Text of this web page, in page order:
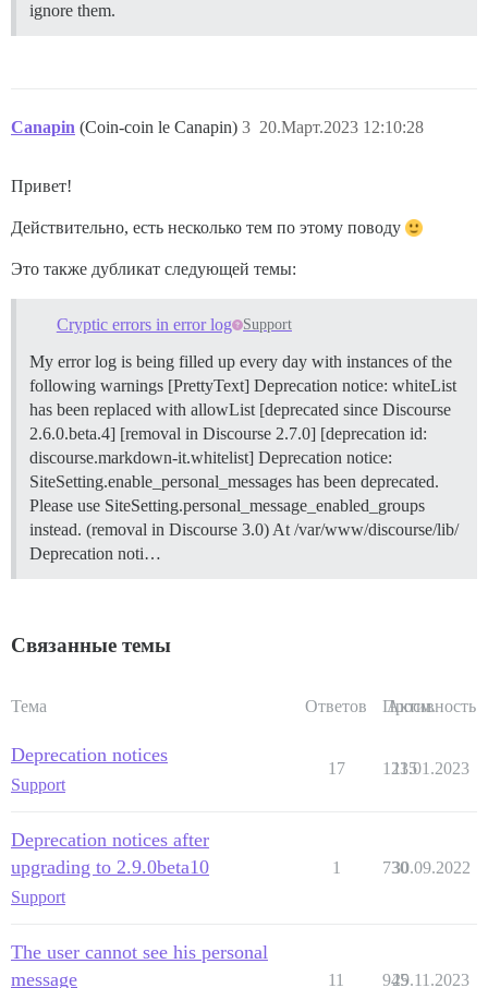
ignore them.
Canapin (Coin-coin le Canapin) 20.Март.2023 12:10:28
3
Привет!
Действительно, есть несколько тем по этому поводу
Это также дубликат следующей темы:
Cryptic errors in error log Support
My error log is being filled up every day with instances of the
following warnings [PrettyText] Deprecation notice: whiteList
has been replaced with allowList [deprecated since Discourse
2.6.0.beta.4] [removal in Discourse 2.7.0] [deprecation id:
discourse.markdown-it.whitelist] Deprecation notice:
SiteSetting.enable_personal_messages has been deprecated.
Please use SiteSetting.personal_message_enabled_groups
instead. (removal in Discourse 3.0) At /var/www/discourse/lib/
Deprecation noti…
Связанные темы
Тема Ответов Просм.
Активность
Deprecation notices
Support
17 1235
11.01.2023
Deprecation notices after
upgrading to 2.9.0beta10
Support
1 730
30.09.2022
The user cannot see his personal
message
11 945
29.11.2023